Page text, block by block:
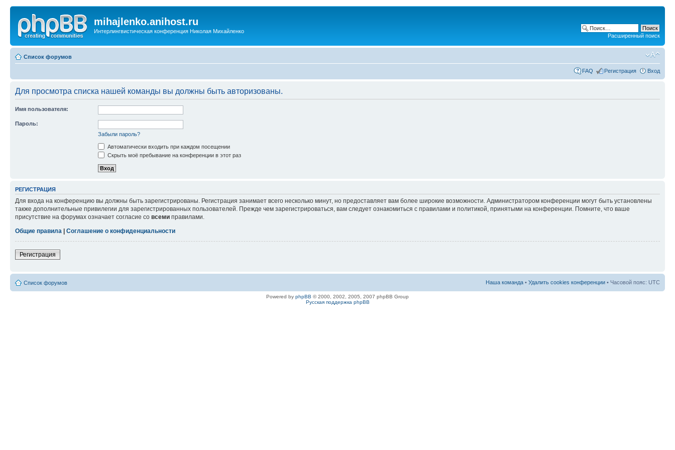
mihajlenko.anihost.ru
Интерлингвистическая конференция Николая Михайленко
Расширенный поиск
Список форумов
FAQ Регистрация Вход
Для просмотра списка нашей команды вы должны быть авторизованы.
Имя пользователя:
Пароль:
Забыли пароль?
Автоматически входить при каждом посещении
Скрыть моё пребывание на конференции в этот раз
РЕГИСТРАЦИЯ
Для входа на конференцию вы должны быть зарегистрированы. Регистрация занимает всего несколько минут, но предоставляет вам более широкие возможности. Администратором конференции могут быть установлены
также дополнительные привилегии для зарегистрированных пользователей. Прежде чем зарегистрироваться, вам следует ознакомиться с правилами и политикой, принятыми на конференции. Помните, что ваше
присутствие на форумах означает согласие со всеми правилами.
Общие правила
Соглашение о конфиденциальности
Регистрация
Список форумов Наша команда • Удалить cookies конференции • Часовой пояс: UTC
Powered by phpBB © 2000, 2002, 2005, 2007 phpBB Group
Русская поддержка phpBB